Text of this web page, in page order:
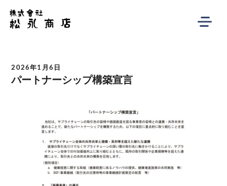
2026年1月6日
パートナーシップ構築宣言